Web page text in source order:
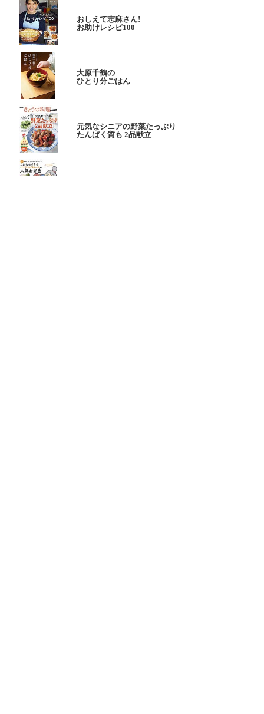
おしえて志麻さん!
お助けレシピ100
大原千鶴の
ひとり分ごはん
元気なシニアの野菜たっぷり
たんぱく質も 2品献立